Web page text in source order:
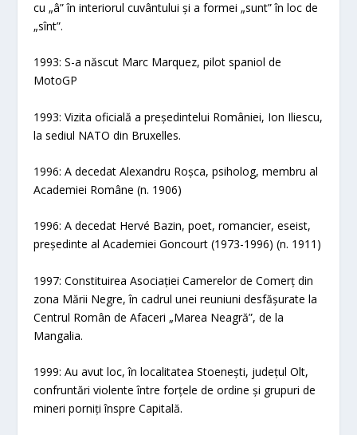
cu „â” în interiorul cuvântului și a formei „sunt” în loc de
„sînt”.
1993: S-a născut Marc Marquez, pilot spaniol de
MotoGP
1993: Vizita oficială a președintelui României, Ion Iliescu,
la sediul NATO din Bruxelles.
1996: A decedat Alexandru Roșca, psiholog, membru al
Academiei Române (n. 1906)
1996: A decedat Hervé Bazin, poet, romancier, eseist,
președinte al Academiei Goncourt (1973-1996) (n. 1911)
1997: Constituirea Asociației Camerelor de Comerț din
zona Mării Negre, în cadrul unei reuniuni desfășurate la
Centrul Român de Afaceri „Marea Neagră”, de la
Mangalia.
1999: Au avut loc, în localitatea Stoenești, județul Olt,
confruntări violente între forțele de ordine și grupuri de
mineri porniți înspre Capitală.